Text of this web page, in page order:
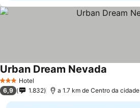
3 EstrelasHotel
Urban Dream Nevada
6,9 1.832 a 1.7 km de Centro da cidade